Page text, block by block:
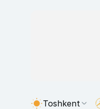
Toshkent